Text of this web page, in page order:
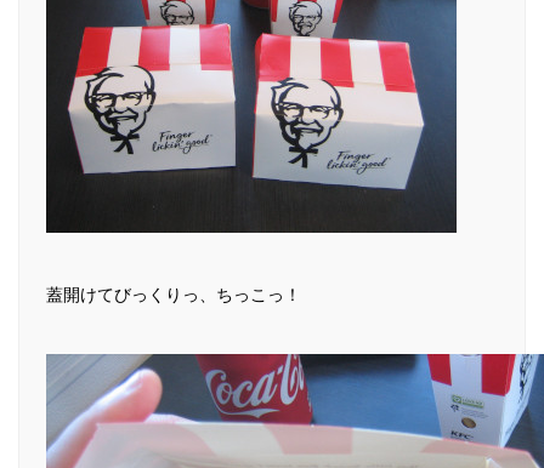
蓋開けてびっくりっ、ちっこっ！